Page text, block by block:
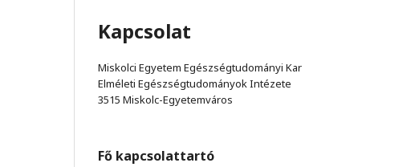
Kapcsolat
Miskolci Egyetem Egészségtudományi Kar
Elméleti Egészségtudományok Intézete
3515 Miskolc-Egyetemváros
Fő kapcsolattartó